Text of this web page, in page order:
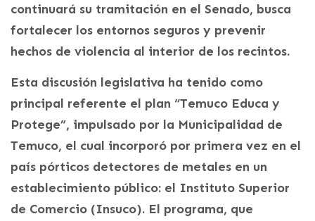
continuará su tramitación en el Senado, busca
fortalecer los entornos seguros y prevenir
hechos de violencia al interior de los recintos.
Esta discusión legislativa ha tenido como
principal referente el plan “Temuco Educa y
Protege”, impulsado por la Municipalidad de
Temuco, el cual incorporó por primera vez en el
país pórticos detectores de metales en un
establecimiento público: el Instituto Superior
de Comercio (Insuco). El programa, que